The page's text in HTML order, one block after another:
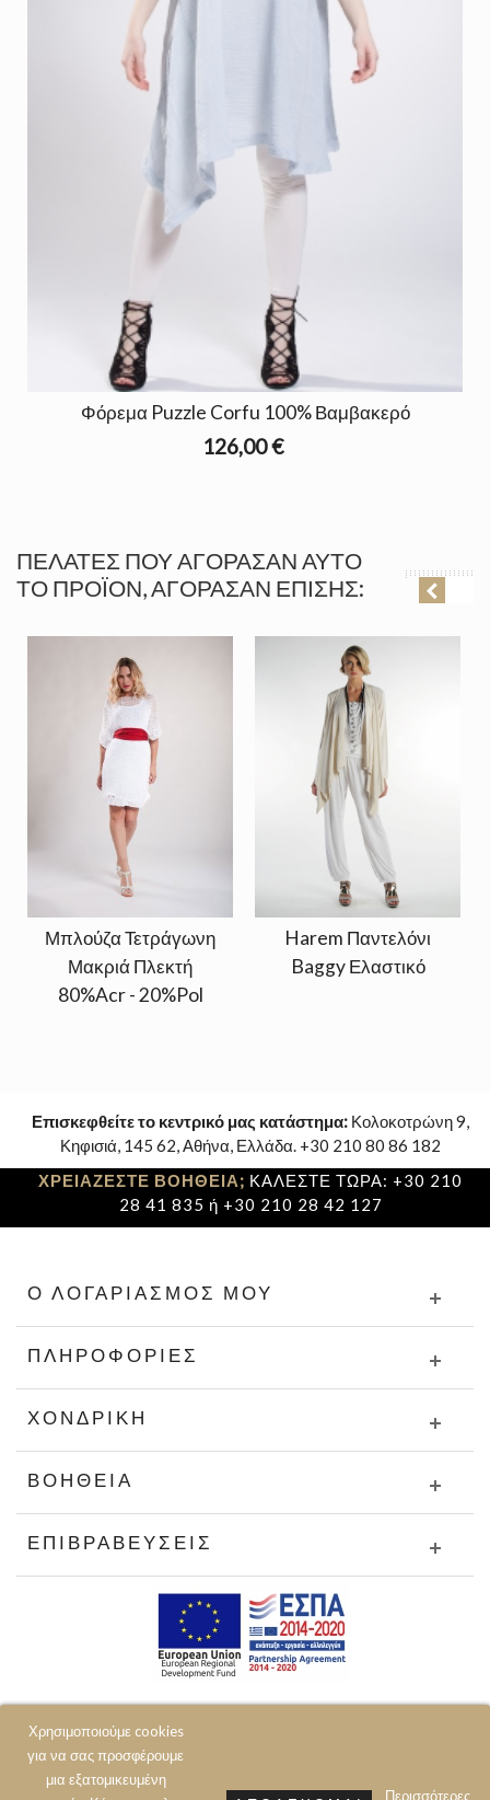
Χρησιμοποιούμε cookies
για να σας προσφέρουμε
μια εξατομικευμένη
Περισσότερες
Φόρεμα Puzzle Corfu 100% Βαμβακερό
126,00 €
ΠΕΛΆΤΕΣ ΠΟΥ ΑΓΌΡΑΣΑΝ ΑΥΤΌ
ΤΟ ΠΡΟΪΌΝ, ΑΓΌΡΑΣΑΝ ΕΠΊΣΗΣ:
Μπλούζα Τετράγωνη
Μακριά Πλεκτή
80%Acr - 20%Pol
Harem Παντελόνι
Baggy Ελαστικό
Επισκεφθείτε το κεντρικό μας κατάστημα: Κολοκοτρώνη 9,
Κηφισιά, 145 62, Αθήνα, Ελλάδα. +30 210 80 86 182
ΧΡΕΙΑΖΕΣΤΕ ΒΟΗΘΕΙΑ; ΚΑΛΕΣΤΕ ΤΩΡΑ: +30 210
28 41 835 ή +30 210 28 42 127
Ο ΛΟΓΑΡΙΑΣΜΌΣ ΜΟΥ
ΠΛΗΡΟΦΟΡΊΕΣ
ΧΟΝΔΡΙΚΉ
ΒΟΉΘΕΙΑ
ΕΠΙΒΡΑΒΕΎΣΕΙΣ